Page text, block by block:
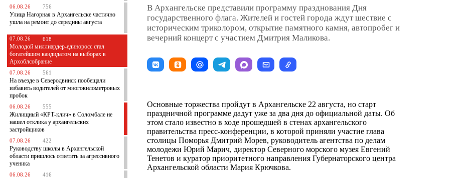
06.08.26 756
Улица Нагорная в Архангельске частично
ушла на ремонт до середины августа
07.08.26 618
Молодой миллиардер-единоросс стал
богатейшим кандидатом на выборах в
Архоблсобрание
07.08.26 561
На въезде в Северодвинск пообещали
избавить водителей от многокилометровых
пробок
06.08.26 555
Жилищный «КРТ-клич» в Соломбале не
нашел отклика у архангельских
застройщиков
07.08.26 422
Руководству школы в Архангельской
области пришлось ответить за агрессивного
ученика
06.08.26 416
В Архангельске представили программу празднования Дня
государственного флага. Жителей и гостей города ждут шествие с
историческим триколором, открытие памятного камня, автопробег и
вечерний концерт с участием Дмитрия Маликова.
Основные торжества пройдут в Архангельске 22 августа, но старт
праздничной программе дадут уже за два дня до официальной даты. Об
этом стало известно в ходе прошедшей в стенах архангельского
правительства пресс-конференции, в которой приняли участие глава
столицы Поморья Дмитрий Морев, руководитель агентства по делам
молодежи Юрий Марич, директор Северного морского музея Евгений
Тенетов и куратор приоритетного направления Губернаторского центра
Архангельской области Мария Крючкова.